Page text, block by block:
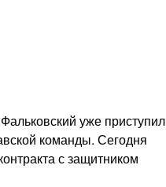
уже приступил
команды. Сегодня
с защитником